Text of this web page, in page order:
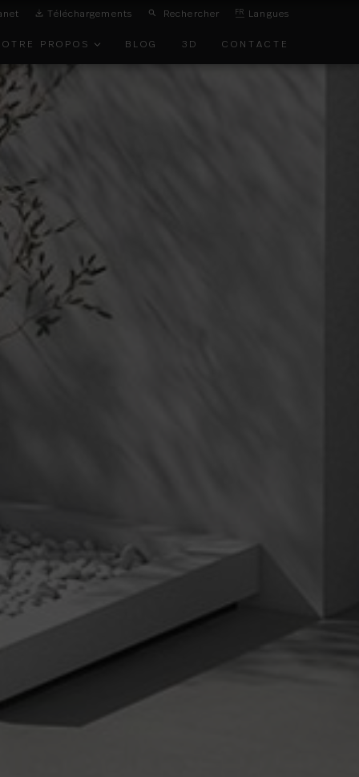
Téléchargements Rechercher FR Langues
PROPOS
DE
BLOG 3D CONTACTE